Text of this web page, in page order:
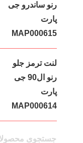
رنو ساندرو جی
پارت
MAP000615
لنت ترمز جلو
رنو ال90 جی
پارت
MAP000614